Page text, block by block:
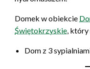
Domek w obiekcie
Świętokrzyskie ,
Dom z 3